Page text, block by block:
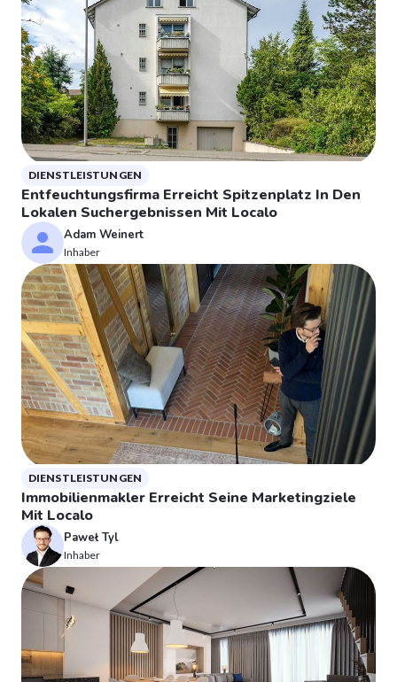
DIENSTLEISTUNGEN
Entfeuchtungsfirma Erreicht Spitzenplatz In Den
Lokalen Suchergebnissen Mit Localo
Adam Weinert
Inhaber
DIENSTLEISTUNGEN
Immobilienmakler Erreicht Seine Marketingziele
Mit Localo
Paweł Tyl
Inhaber